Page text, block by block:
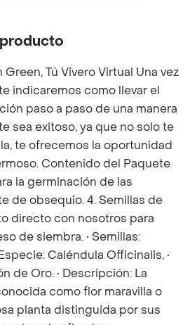
Tú Vivero Virtual Una vez
indicaremos como llevar el
paso a paso de una manera
sea exitoso, ya que no solo te
te ofrecemos la oportunidad
Contenido del Paquete
la germinación de las
de obsequio. 4. Semillas de
directo con nosotros para
de siembra. • Semillas:
Caléndula Officinalis. •
de Oro. • Descripción: La
como flor maravilla o
planta distinguida por sus